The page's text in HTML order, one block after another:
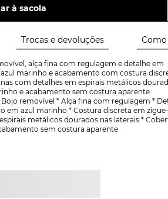
à sacola
Trocas e devoluções Como
alça fina com regulagem e detalhe em
marinho e acabamento com costura
com detalhes em espirais metálicos
e acabamento sem costura aparente.
removível * Alça fina com regulagem *
em azul marinho * Costura discreta em
metálicos dourados nas laterais *
sem costura aparente